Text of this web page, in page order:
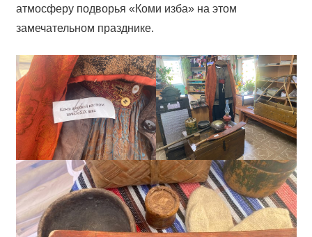
атмосферу подворья «Коми изба» на этом
замечательном празднике.